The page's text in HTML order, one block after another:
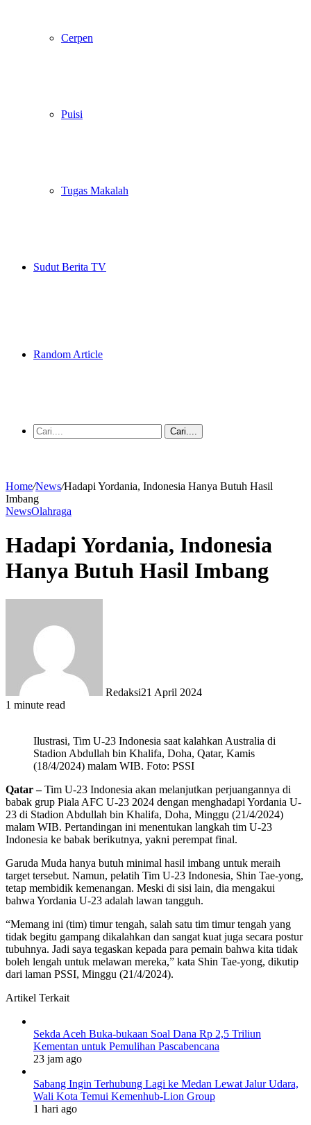
Cerpen
Puisi
Tugas Makalah
Sudut Berita TV
Random Article
Cari....
Home/News/Hadapi Yordania, Indonesia Hanya Butuh Hasil
Imbang
NewsOlahraga
Hadapi Yordania, Indonesia
Hanya Butuh Hasil Imbang
Redaksi21 April 2024
1 minute read
Ilustrasi, Tim U-23 Indonesia saat kalahkan Australia di
Stadion Abdullah bin Khalifa, Doha, Qatar, Kamis
(18/4/2024) malam WIB. Foto: PSSI
Qatar –Tim U-23 Indonesia akan melanjutkan perjuangannya di
babak grup Piala AFC U-23 2024 dengan menghadapi Yordania U-
23 di Stadion Abdullah bin Khalifa, Doha, Minggu (21/4/2024)
malam WIB. Pertandingan ini menentukan langkah tim U-23
Indonesia ke babak berikutnya, yakni perempat final.
Garuda Muda hanya butuh minimal hasil imbang untuk meraih
target tersebut. Namun, pelatih Tim U-23 Indonesia, Shin Tae-yong,
tetap membidik kemenangan. Meski di sisi lain, dia mengakui
bahwa Yordania U-23 adalah lawan tangguh.
“Memang ini (tim) timur tengah, salah satu tim timur tengah yang
tidak begitu gampang dikalahkan dan sangat kuat juga secara postur
tubuhnya. Jadi saya tegaskan kepada para pemain bahwa kita tidak
boleh lengah untuk melawan mereka,” kata Shin Tae-yong, dikutip
dari laman PSSI, Minggu (21/4/2024).
Artikel Terkait
Sekda Aceh Buka-bukaan Soal Dana Rp 2,5 Triliun
Kementan untuk Pemulihan Pascabencana
23 jam ago
Sabang Ingin Terhubung Lagi ke Medan Lewat Jalur Udara,
Wali Kota Temui Kemenhub-Lion Group
1 hari ago